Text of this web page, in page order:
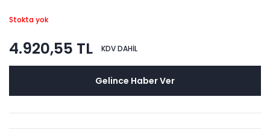
Stokta yok
4.920,55 TL KDV DAHİL
Gelince Haber Ver